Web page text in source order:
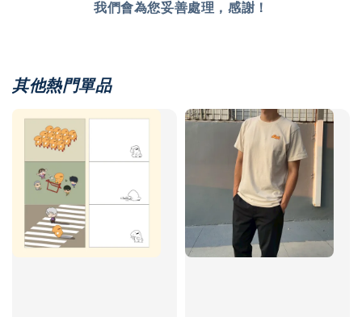
我們會為您妥善處理，感謝！
其他熱門單品